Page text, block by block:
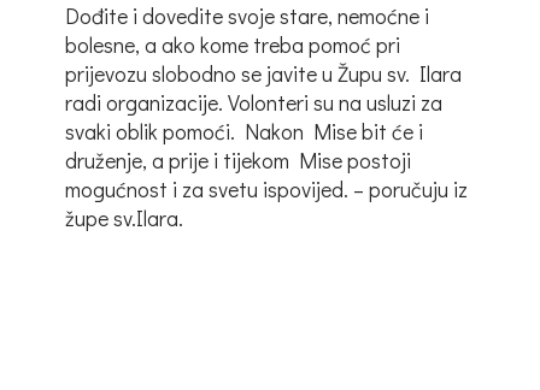
Dođite i dovedite svoje stare, nemoćne i
bolesne, a ako kome treba pomoć pri
prijevozu slobodno se javite u Župu sv. Ilara
radi organizacije. Volonteri su na usluzi za
svaki oblik pomoći. Nakon Mise bit će i
druženje, a prije i tijekom Mise postoji
mogućnost i za svetu ispovijed. – poručuju iz
župe sv.Ilara.